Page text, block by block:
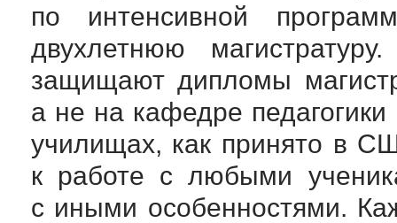
по интенсивной
двухлетнюю
защищают дипломы
а не на кафедре
училищах, как принято в
к работе с любыми
с иными особенностями.